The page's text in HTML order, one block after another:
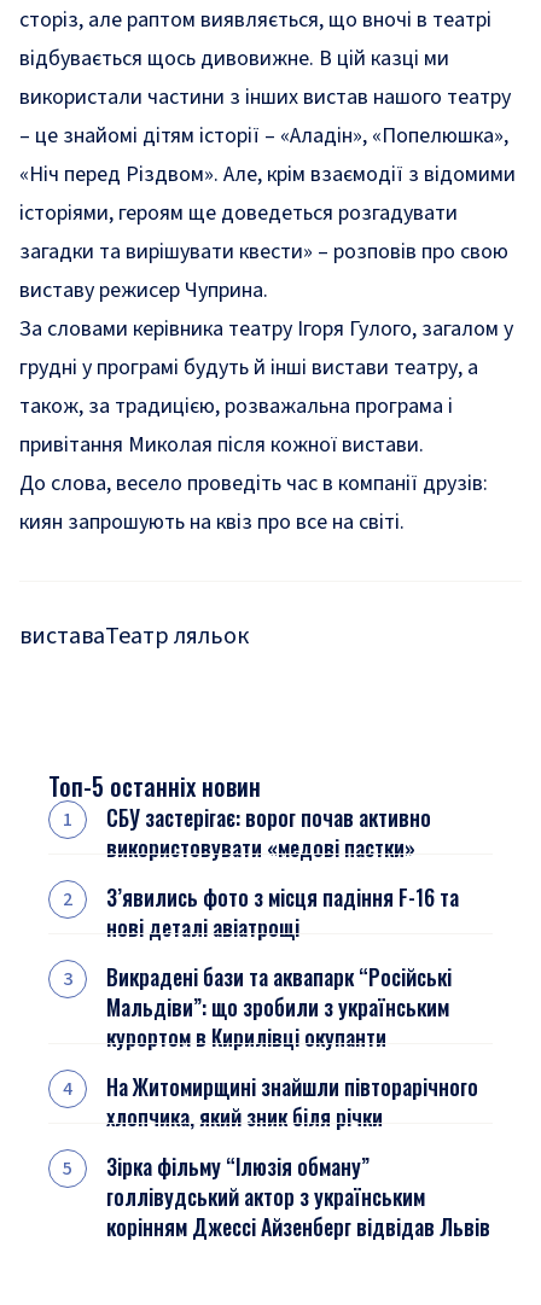
сторіз, але раптом виявляється, що вночі в театрі
відбувається щось дивовижне. В цій казці ми
використали частини з інших вистав нашого театру
– це знайомі дітям історії – «Аладін», «Попелюшка»,
«Ніч перед Різдвом». Але, крім взаємодії з відомими
історіями, героям ще доведеться розгадувати
загадки та вирішувати квести» – розповів про свою
виставу режисер Чуприна.
За словами керівника театру Ігоря Гулого, загалом у
грудні у програмі будуть й інші вистави театру, а
також, за традицією, розважальна програма і
привітання Миколая після кожної вистави.
До слова, весело проведіть час в компанії друзів:
киян запрошують на квіз про все на світі.
виставаТеатр ляльок
Топ-5 останніх новин
СБУ застерігає: ворог почав активно
використовувати «медові пастки»
З’явились фото з місця падіння F-16 та
нові деталі авіатрощі
Викрадені бази та аквапарк “Російські
Мальдіви”: що зробили з українським
курортом в Кирилівці окупанти
На Житомирщині знайшли півторарічного
хлопчика, який зник біля річки
Зірка фільму “Ілюзія обману”
голлівудський актор з українським
корінням Джессі Айзенберг відвідав Львів